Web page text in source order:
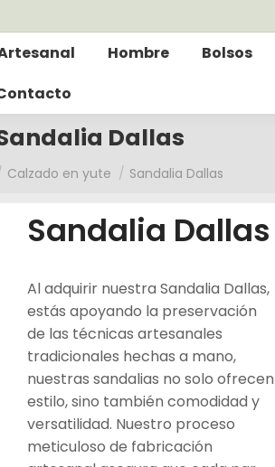
Hombre
Bolsos
Dallas
Calzado en yute Sandalia Dallas
Sandalia Dallas
Al adquirir nuestra Sandalia Dallas,
estás apoyando la preservación
de las técnicas artesanales
tradicionales hechas a mano,
nuestras sandalias no solo ofrecen
estilo, sino también comodidad y
versatilidad. Nuestro proceso
meticuloso de fabricación